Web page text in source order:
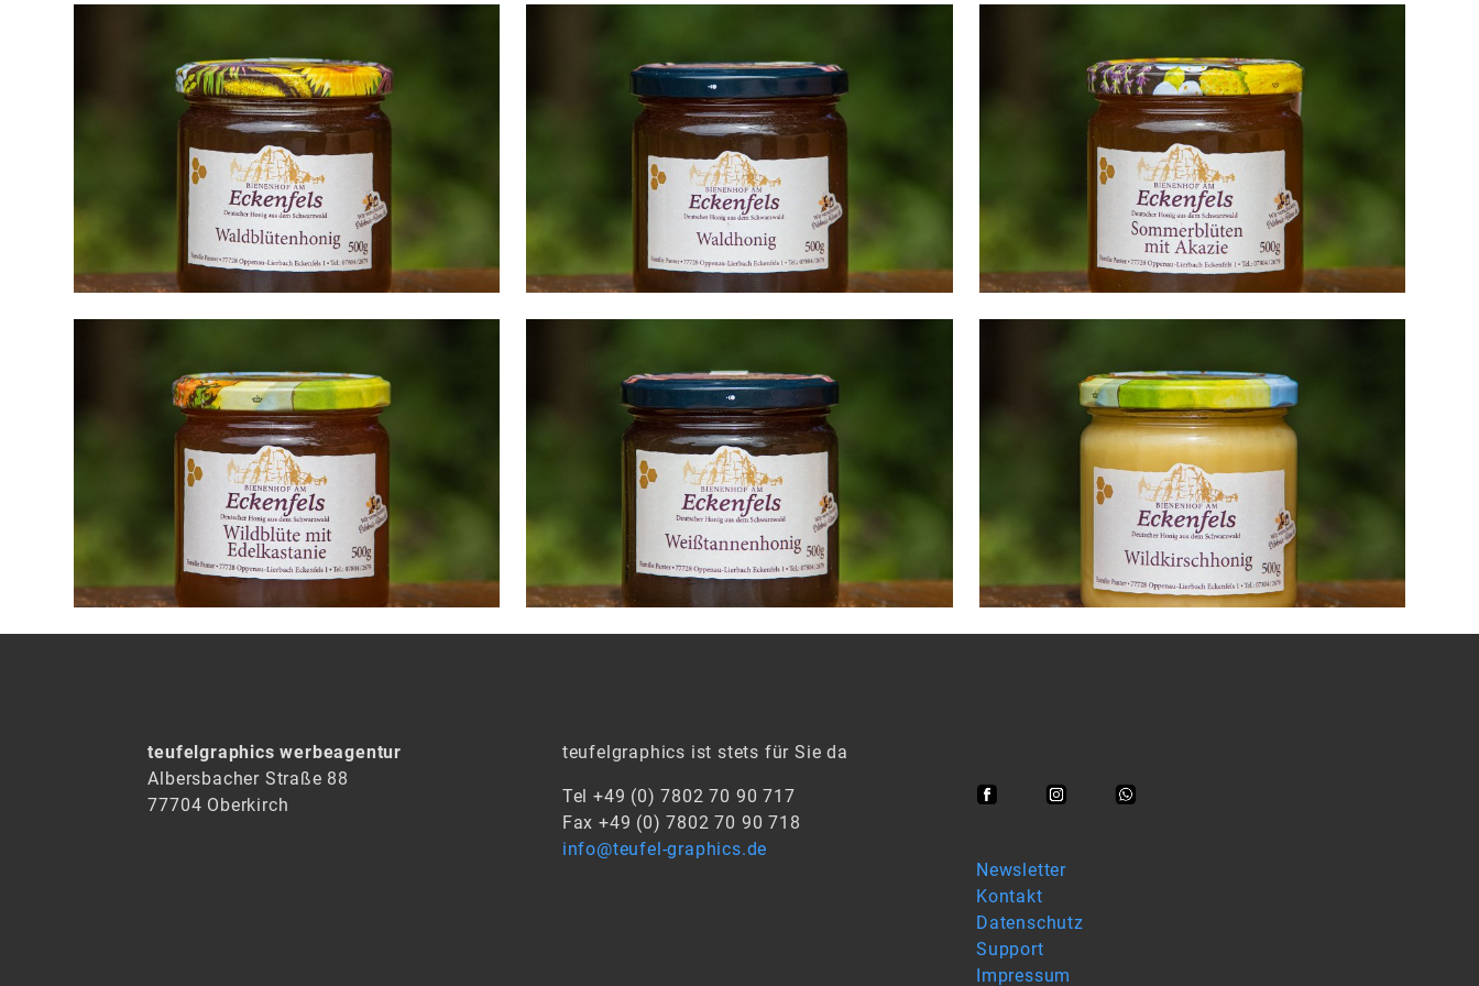
teufelgraphics werbeagentur
Albersbacher Straße 88
77704 Oberkirch
teufelgraphics ist stets für Sie da
Tel +49 (0) 7802 70 90 717
Fax +49 (0) 7802 70 90 718
info@teufel-graphics.de
Newsletter
Kontakt
Datenschutz
Support
Impressum